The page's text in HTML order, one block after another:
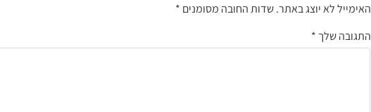
האימייל לא יוצג באתר. שדות החובה מסומנים *
התגובה שלך *